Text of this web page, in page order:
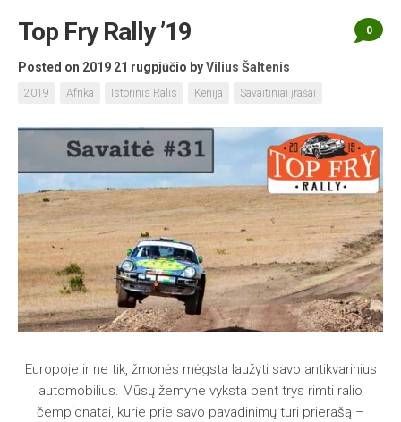
Top Fry Rally ’19
Posted on 2019 21 rugpjūčio byVilius Šaltenis
2019 Afrika Istorinis Ralis Kenija Savaitiniai įrašai
0
Europoje ir ne tik, žmonės mėgsta laužyti savo antikvarinius
automobilius. Mūsų žemyne vyksta bent trys rimti ralio
čempionatai, kurie prie savo pavadinimų turi prierašą –